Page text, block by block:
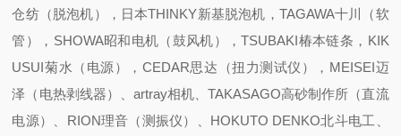
仓纺（脱泡机），日本THINKY新基脱泡机，TAGAWA十川（软
管），SHOWA昭和电机（鼓风机），TSUBAKI椿本链条，KIK
USUI菊水（电源），CEDAR思达（扭力测试仪），MEISEI迈
泽（电热剥线器）、artray相机、TAKASAGO高砂制作所（直流
电源）、RION理音（测振仪）、HOKUTO DENKO北斗电工、